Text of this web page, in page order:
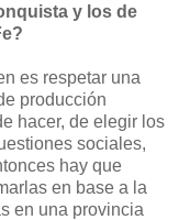
y los de
es respetar una
producción
hacer, de elegir los
sociales,
hay que
en base a la
en una provincia